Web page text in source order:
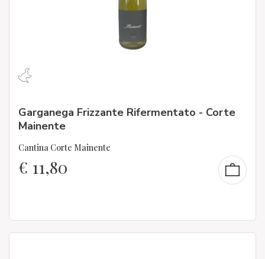
Garganega Frizzante Rifermentato - Corte
Mainente
Cantina Corte Mainente
€ 11,80